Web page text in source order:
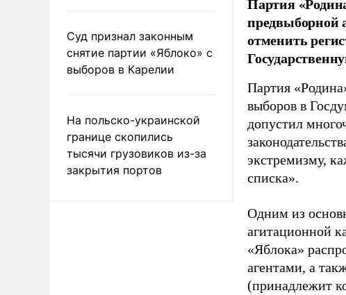
Суд признал законным
снятие партии «Яблоко» с
выборов в Карелии
На польско-украинской
границе скопились
тысячи грузовиков из-за
закрытия портов
предвыборной
отменить
Партия
выборов в
допустил
экстремизму,
списка».
Одним из
агитационной
«Яблока»
агентами, а
(принадлежит